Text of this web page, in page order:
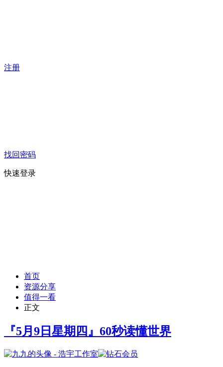
注册
找回密码
快速登录
首页
资源分享
值得一看
正文
『5月9日星期四』60秒读懂世界